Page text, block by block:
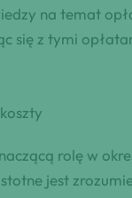
na temat
się z tymi
rolę w
jest